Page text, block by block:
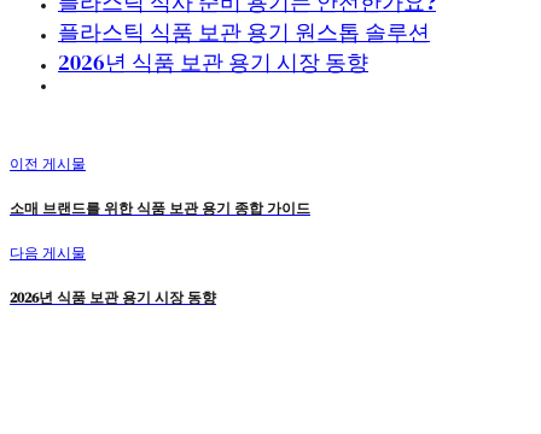
플라스틱 식품 보관 용기 원스톱 솔루션
2026년 식품 보관 용기 시장 동향
이전 게시물
소매 브랜드를 위한 식품 보관 용기 종합 가이드
다음 게시물
2026년 식품 보관 용기 시장 동향